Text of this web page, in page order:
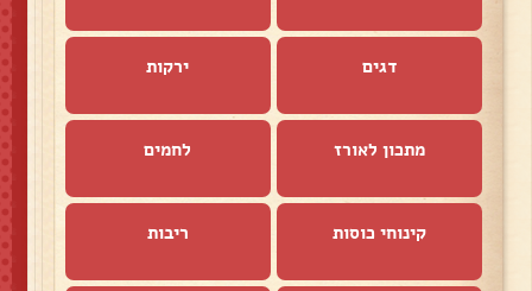
דגים ירקות
מתכון לאורז לחמים
קינוחי כוסות ריבות